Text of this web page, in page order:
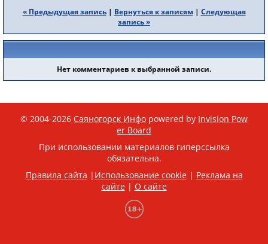
« Предыдущая запись| Вернуться к записям| Следующая
запись »
Нет комментариев к выбранной записи.
© 2004-2026 Саяногорск Инфо powered by Invision Pow
er Board
При использовании материалов гиперссылка
обязательна.
Правила сайта | Использование cookie| Реклама на
сайте| О сайте